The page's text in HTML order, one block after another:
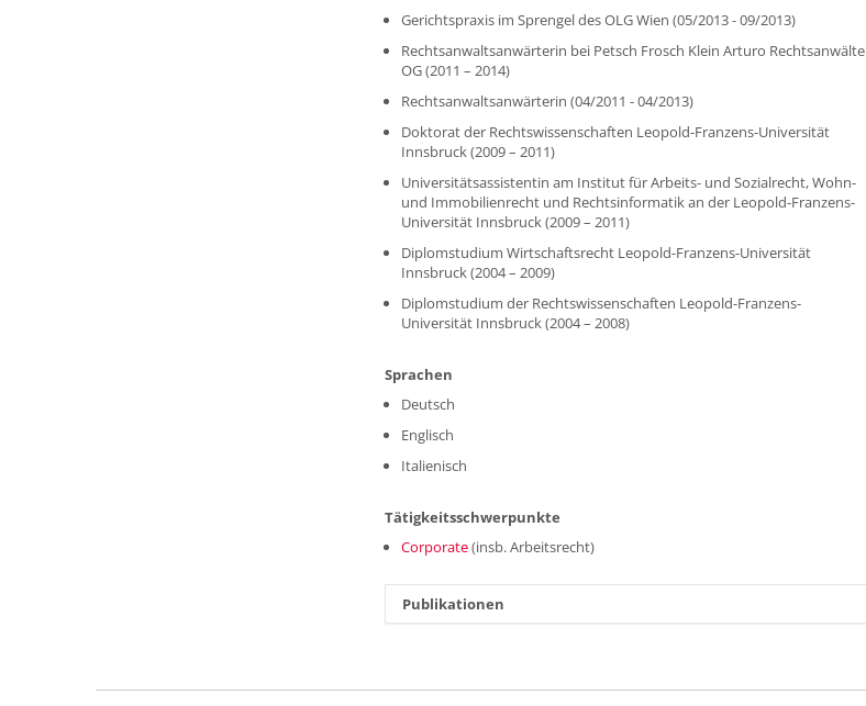
Gerichtspraxis im Sprengel des OLG Wien (05/2013 - 09/2013)
Rechtsanwaltsanwärterin bei Petsch Frosch Klein Arturo Rechtsanwälte
OG (2011 – 2014)
Rechtsanwaltsanwärterin (04/2011 - 04/2013)
Doktorat der Rechtswissenschaften Leopold-Franzens-Universität
Innsbruck (2009 – 2011)
Universitätsassistentin am Institut für Arbeits- und Sozialrecht, Wohn-
und Immobilienrecht und Rechtsinformatik an der Leopold-Franzens-
Universität Innsbruck (2009 – 2011)
Diplomstudium Wirtschaftsrecht Leopold-Franzens-Universität
Innsbruck (2004 – 2009)
Diplomstudium der Rechtswissenschaften Leopold-Franzens-
Universität Innsbruck (2004 – 2008)
Sprachen
Deutsch
Englisch
Italienisch
Tätigkeitsschwerpunkte
Corporate(insb. Arbeitsrecht)
Publikationen